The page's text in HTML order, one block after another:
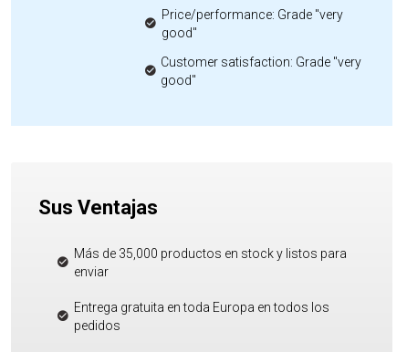
Price/performance: Grade "very
good"
Customer satisfaction: Grade "very
good"
Sus Ventajas
Más de 35,000 productos en stock y listos para
enviar
Entrega gratuita en toda Europa en todos los
pedidos